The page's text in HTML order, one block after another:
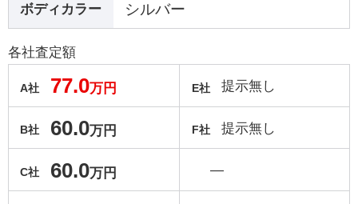
ボディカラー シルバー
各社査定額
A社 77.0万円
B社 60.0万円
C社 60.0万円
E社 提示無し
F社 提示無し
―